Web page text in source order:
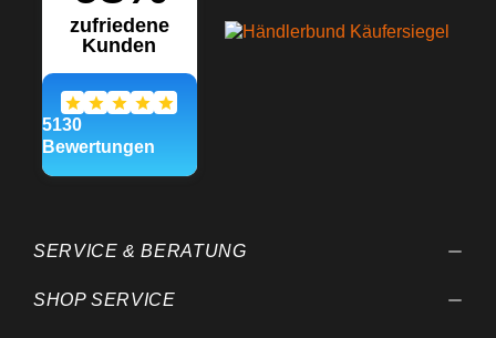
SERVICE & BERATUNG
SHOP SERVICE